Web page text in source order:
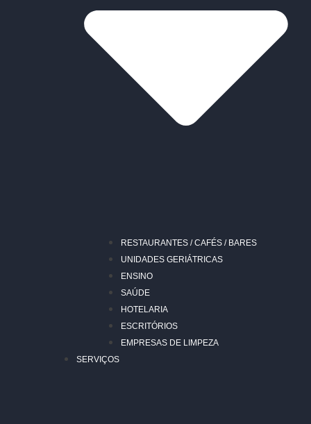
RESTAURANTES / CAFÉS / BARES
UNIDADES GERIÁTRICAS
ENSINO
SAÚDE
HOTELARIA
ESCRITÓRIOS
EMPRESAS DE LIMPEZA
SERVIÇOS